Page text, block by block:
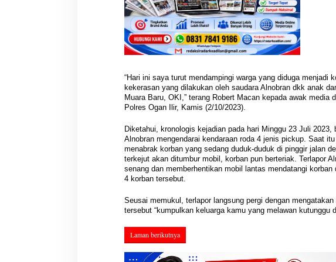
“Hari ini saya turut mendampingi warga yang diduga menjadi
kekerasan yang dilakukan oleh saudara Alnobran dkk anak
Muara Baru, OKI,” terang Robert Macan kepada awak media
Polres Ogan Ilir, Kamis (2/10/2023).
Diketahui, kronologis kejadian pada hari Minggu 23 Juli 2023,
Alnobran mengendarai kendaraan roda 4 jenis pickup. Saat
menabrak korban yang sedang duduk-duduk di pinggir jalan
terkejut akan ditumbur mobil, korban pun berteriak. Terlapor
senang dan memberhentikan mobil lantas mendatangi
4 korban tersebut.
Seusai memukul, terlapor langsung pergi dengan
tersebut “kumpulkan keluarga kamu yang melawan kutunggu
Laman berikutnya
Hasil Reses III DPRD Muba
Disampaikan ke Paripurna,
Aspirasi Masyarakat Siap Jadi
Acuan Pembangunan Daerah
Di Berita, DPRD, Musi Banyuasin, PEMERINTAHAN,
04/08/2026
PWI Sumsel Tindak Lanjut
Keputusan Pusat, Ishak Nasroni
Ditunjuk Pimpin PWI OKU Selatan
Siapkan Konferkap IV
Di Berita, OKU Selatan, Palembang, PENDIDIKAN,
PERS, PWI, Sumatera Selatan
| 03/08/2026